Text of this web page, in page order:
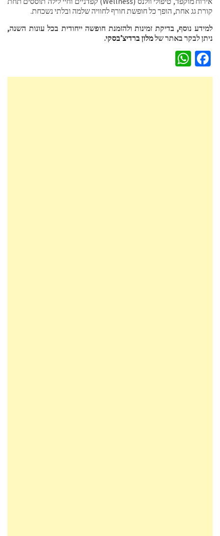
קורת גג אחת, הופך כל חופשת חורף לחוויה שלמה ובלתי נשכחת.
למידע נוסף, בדיקת זמינות ולהזמנת חופשה ייחודית בכל עונות השנה,
ניתן לבקר באתר שלמלון ברדיצ’בסקי.
Facebook